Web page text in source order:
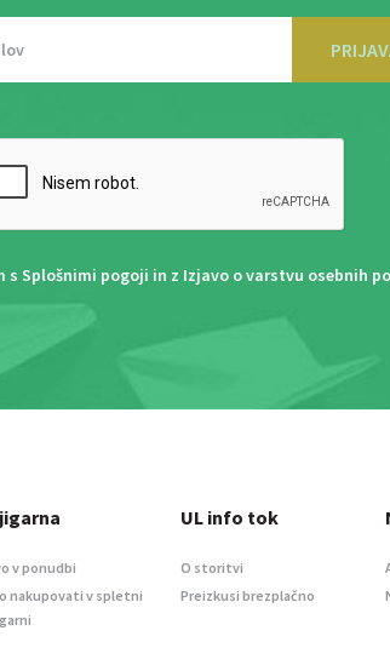
s Splošnimi pogoji in z Izjavo o varstvu osebnih
v ponudbi
nakupovati v spletni
UL info tok
O storitvi
Preizkusi brezplačno